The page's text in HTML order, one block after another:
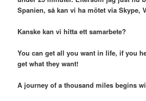
Spanien, så kan vi ha mötet via Skype,
Kanske kan vi hitta ett samarbete?
You can get all you want in life, if you
get what they want!
A journey of a thousand miles begins